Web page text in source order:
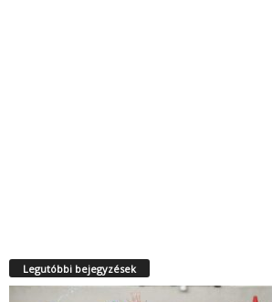
Legutóbbi bejegyzések